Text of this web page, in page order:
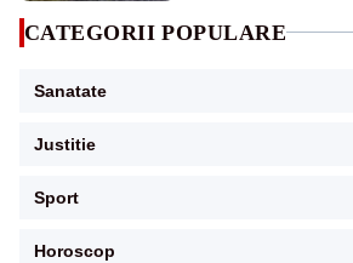
CATEGORII POPULARE
Sanatate
Justitie
Sport
Horoscop